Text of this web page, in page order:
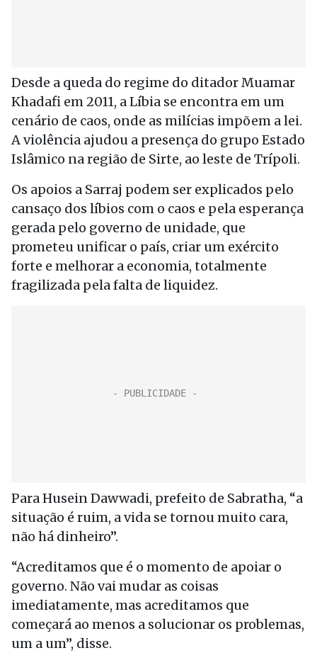
Desde a queda do regime do ditador Muamar
Khadafi em 2011, a Líbia se encontra em um
cenário de caos, onde as milícias impõem a lei.
A violência ajudou a presença do grupo Estado
Islâmico na região de Sirte, ao leste de Trípoli.
Os apoios a Sarraj podem ser explicados pelo
cansaço dos líbios com o caos e pela esperança
gerada pelo governo de unidade, que
prometeu unificar o país, criar um exército
forte e melhorar a economia, totalmente
fragilizada pela falta de liquidez.
Para Husein Dawwadi, prefeito de Sabratha, “a
situação é ruim, a vida se tornou muito cara,
não há dinheiro”.
“Acreditamos que é o momento de apoiar o
governo. Não vai mudar as coisas
imediatamente, mas acreditamos que
começará ao menos a solucionar os problemas,
um a um”, disse.